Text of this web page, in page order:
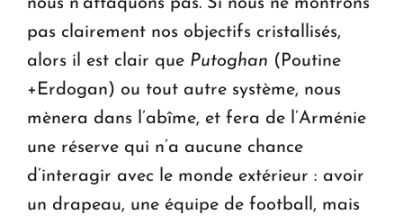
nous n’attaquons pas. Si nous ne montrons
pas clairement nos objectifs cristallisés,
alors il est clair que Putoghan (Poutine
+Erdogan) ou tout autre système, nous
mènera dans l’abîme, et fera de l’Arménie
une réserve qui n’a aucune chance
d’interagir avec le monde extérieur : avoir
un drapeau, une équipe de football, mais